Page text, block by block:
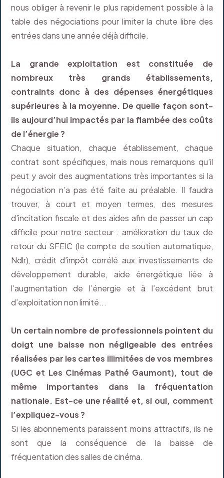
nous obliger à revenir le plus rapidement possible à la
table des négociations pour limiter la chute libre des
entrées dans une année déjà difficile.
La grande exploitation est constituée de
nombreux très grands établissements,
contraints donc à des dépenses énergétiques
supérieures à la moyenne. De quelle façon sont-
ils aujourd’hui impactés par la flambée des coûts
de l’énergie ?
Chaque situation, chaque établissement, chaque
contrat sont spécifiques, mais nous remarquons qu’il
peut y avoir des augmentations très importantes si la
négociation n’a pas été faite au préalable. Il faudra
trouver, à court et moyen termes, des mesures
d’incitation fiscale et des aides afin de passer un cap
difficile pour notre secteur : amélioration du taux de
retour du SFEIC (le compte de soutien automatique,
Ndlr), crédit d’impôt corrélé aux investissements de
développement durable, aide énergétique liée à
l’augmentation de l’énergie et à l’excédent brut
d’exploitation non limité...
Un certain nombre de professionnels pointent du
doigt une baisse non négligeable des entrées
réalisées par les cartes illimitées de vos membres
(UGC et Les Cinémas Pathé Gaumont), tout de
même importantes dans la fréquentation
nationale. Est-ce une réalité et, si oui, comment
l’expliquez-vous ?
Si les abonnements paraissent moins attractifs, ils ne
sont que la conséquence de la baisse de
fréquentation des salles de cinéma.